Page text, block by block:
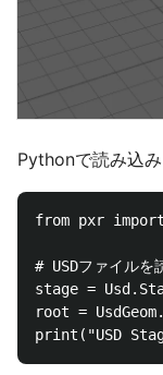
Pythonで読み込み
from pxr import
# USDファイルを
stage =
root =